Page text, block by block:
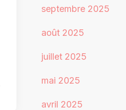
septembre 2025
août 2025
juillet 2025
mai 2025
avril 2025